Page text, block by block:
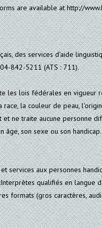
are available at http://
des services d'aide
842-5211 (ATS : 711).
les lois fédérales en vigueur
race, la couleur de peau,
et ne traite aucune personne
âge, son sexe ou son handicap.
aux personnes
qualifiés en langue
formats (gros caractères,